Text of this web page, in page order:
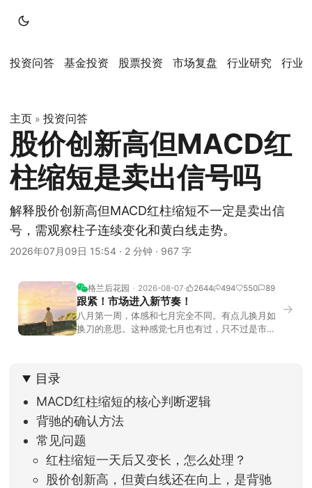
投资问答 基金投资 股票投资 市场复盘 行业研究 行业
主页 » 投资问答
股价创新高但MACD红
柱缩短是卖出信号吗
解释股价创新高但MACD红柱缩短不一定是卖出信
号，需观察柱子连续变化和黄白线走势。
2026年07月09日 15:54 · 2 分钟 · 967 字
格兰后花园 2026-08-07 2644 494 550 89
跟紧！市场进入新节奏！
八月第一周，体感和七月完全不同。有点儿换月如
换刀的意思。这种感觉七月也有过，只不过是市场
家感受到了春天般的暖风。指数涨了百点，交易额
回暖到2
→
目录
MACD红柱缩短的核心判断逻辑
背驰的确认方法
常见问题
红柱缩短一天后又变长，怎么处理？
股价创新高，但黄白线还在向上，是背驰